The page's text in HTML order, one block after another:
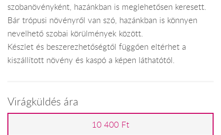
szobanövényként, hazánkban is meglehetősen keresett.
Bár trópusi növényről van szó, hazánkban is könnyen
nevelhető szobai körülmények között.
Készlet és beszerezhetőségtől függően eltérhet a
kiszállított növény és kaspó a képen láthatótól.
Virágküldés ára
10 400 Ft